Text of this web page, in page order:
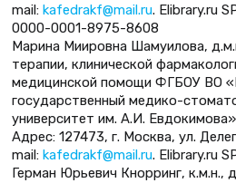
mail: kafedrakf@mail.ru. Elibrary.ru
0000-0001-8975-8608
Марина Миировна Шамуилова,
терапии, клинической
медицинской помощи ФГБОУ ВО
государственный медико-
университет им. А.И.
Адрес: 127473, г. Москва, ул.
mail: kafedrakf@mail.ru. Elibrary.ru
Герман Юрьевич Кнорринг, к.м.н.,